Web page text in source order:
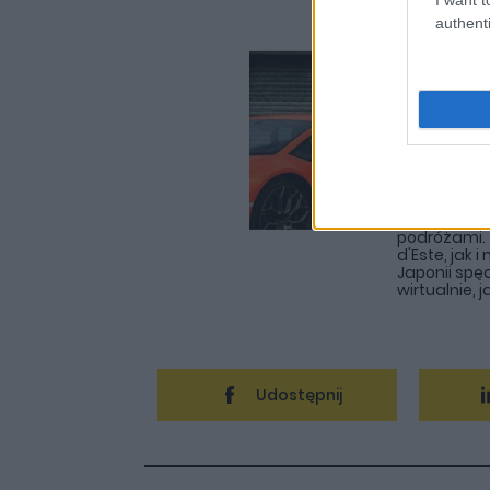
Redaktor
składzie
koncie
innych
podróżami.
d'Este, jak i
Japonii
wirtualnie,
Udostępnij